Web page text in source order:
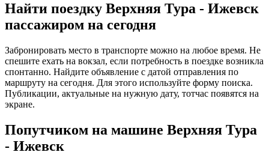
Найти поездку Верхняя Тура - Ижевск
пассажиром на сегодня
Забронировать место в транспорте можно на любое время. Не
спешите ехать на вокзал, если потребность в поездке возникла
спонтанно. Найдите объявление с датой отправления по
маршруту на сегодня. Для этого используйте форму поиска.
Публикации, актуальные на нужную дату, тотчас появятся на
экране.
Попутчиком на машине Верхняя Тура
- Ижевск